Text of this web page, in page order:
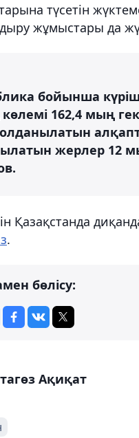
түсетін
жұмыстары да
бойынша
көлемі 162,4 мың
жерлер 12
Қазақстанда
.
бөлісу:
Ақиқат